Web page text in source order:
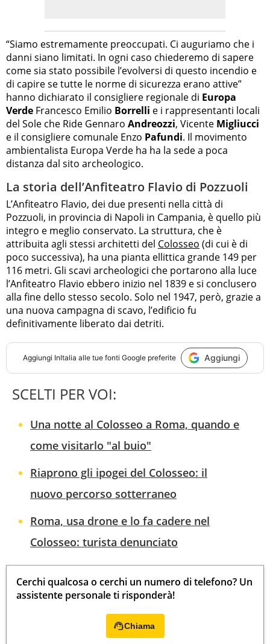
“Siamo estremamente preoccupati. Ci auguriamo che i
danni siano limitati. In ogni caso chiederemo di sapere
come sia stato possibile l’evolversi di questo incendio e
di capire se tutte le norme di sicurezza erano attive”
hanno dichiarato il consigliere regionale di Europa
Verde Francesco Emilio Borrelli e i rappresentanti locali
del Sole che Ride Gennaro Andreozzi, Vicente Migliucci
e il consigliere comunale Enzo Pafundi. Il movimento
ambientalista Europa Verde ha ha la sede a poca
distanza dal sito archeologico.
La storia dell’Anfiteatro Flavio di Pozzuoli
L’Anfiteatro Flavio, dei due presenti nella città di
Pozzuoli, in provincia di Napoli in Campania, è quello più
integro e meglio conservato. La struttura, che è
attribuita agli stessi architetti del Colosseo (di cui è di
poco successiva), ha una pianta ellittica grande 149 per
116 metri. Gli scavi archeologici che portarono alla luce
l’Anfiteatro Flavio ebbero inizio nel 1839 e si conclusero
alla fine dello stesso secolo. Solo nel 1947, però, grazie a
una nuova campagna di scavo, l’edificio fu
definitivamente liberato dai detriti.
Aggiungi InItalia alle tue fonti Google preferite Aggiungi
SCELTI PER VOI:
Una notte al Colosseo a Roma, quando e
come visitarlo "al buio"
Riaprono gli ipogei del Colosseo: il
nuovo percorso sotterraneo
Roma, usa drone e lo fa cadere nel
Colosseo: turista denunciato
Cerchi qualcosa o cerchi un numero di telefono? Un
assistente personale ti risponderà!
Chiama